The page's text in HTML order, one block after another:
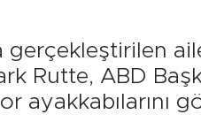
gerçekleştirilen
Rutte, ABD
ayakkabılarını